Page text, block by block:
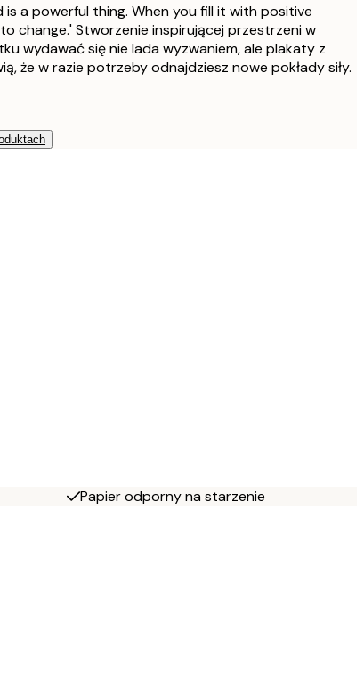
a powerful thing. When you fill it with positive
change.' Stworzenie inspirującej przestrzeni w
wydawać się nie lada wyzwaniem, ale plakaty z
że w razie potrzeby odnajdziesz nowe pokłady siły.
Papier odporny na starzenie